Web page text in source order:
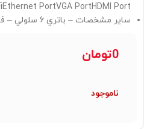
PortVGA PortHDMI Port
ساير مشخصات – باتري 6 سلولي – فاقد سيستم‌عامل
0تومان
ناموجود